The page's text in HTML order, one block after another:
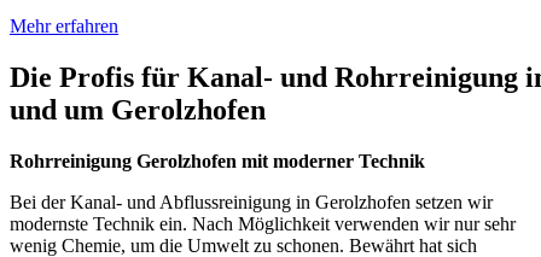
Mehr erfahren
Die Profis für Kanal- und Rohrreinigung
und um Gerolzhofen
Rohrreinigung Gerolzhofen mit moderner Technik
Bei der Kanal- und Abflussreinigung in Gerolzhofen setzen wir
modernste Technik ein. Nach Möglichkeit verwenden wir nur sehr
wenig Chemie, um die Umwelt zu schonen. Bewährt hat sich